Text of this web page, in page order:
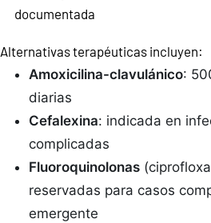
documentada
Alternativas terapéuticas incluyen:
Amoxicilina-clavulánico:
diarias
Cefalexina: indicada en
complicadas
Fluoroquinolonas
reservadas para casos
emergente